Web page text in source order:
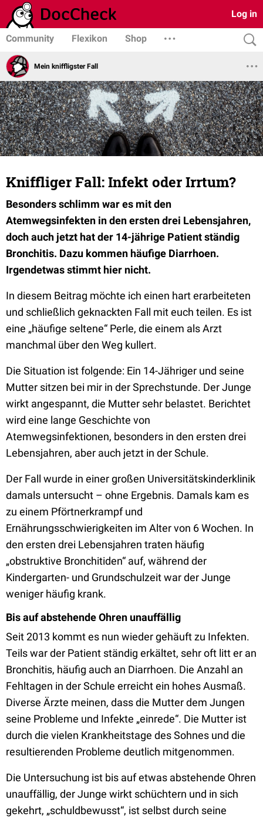
Log in
Community Flexikon Shop
Mein kniffligster Fall
Kniffliger Fall: Infekt oder Irrtum?
Besonders schlimm war es mit den
Atemwegsinfekten in den ersten drei Lebensjahren,
doch auch jetzt hat der 14-jährige Patient ständig
Bronchitis. Dazu kommen häufige Diarrhoen.
Irgendetwas stimmt hier nicht.
In diesem Beitrag möchte ich einen hart erarbeiteten
und schließlich geknackten Fall mit euch teilen. Es ist
eine „häufige seltene“ Perle, die einem als Arzt
manchmal über den Weg kullert.
Die Situation ist folgende: Ein 14-Jähriger und seine
Mutter sitzen bei mir in der Sprechstunde. Der Junge
wirkt angespannt, die Mutter sehr belastet. Berichtet
wird eine lange Geschichte von
Atemwegsinfektionen, besonders in den ersten drei
Lebensjahren, aber auch jetzt in der Schule.
Der Fall wurde in einer großen Universitätskinderklinik
damals untersucht – ohne Ergebnis. Damals kam es
zu einem Pförtnerkrampf und
Ernährungsschwierigkeiten im Alter von 6 Wochen. In
den ersten drei Lebensjahren traten häufig
„obstruktive Bronchitiden“ auf, während der
Kindergarten- und Grundschulzeit war der Junge
weniger häufig krank.
Bis auf abstehende Ohren unauffällig
Seit 2013 kommt es nun wieder gehäuft zu Infekten.
Teils war der Patient ständig erkältet, sehr oft litt er an
Bronchitis, häufig auch an Diarrhoen. Die Anzahl an
Fehltagen in der Schule erreicht ein hohes Ausmaß.
Diverse Ärzte meinen, dass die Mutter dem Jungen
seine Probleme und Infekte „einrede“. Die Mutter ist
durch die vielen Krankheitstage des Sohnes und die
resultierenden Probleme deutlich mitgenommen.
Die Untersuchung ist bis auf etwas abstehende Ohren
unauffällig, der Junge wirkt schüchtern und in sich
gekehrt, „schuldbewusst“, ist selbst durch seine